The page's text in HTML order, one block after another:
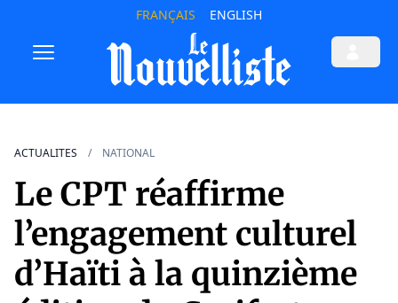
FRANÇAIS ENGLISH
ACTUALITES NATIONAL
Le CPT réaffirme
l’engagement culturel
d’Haïti à la quinzième